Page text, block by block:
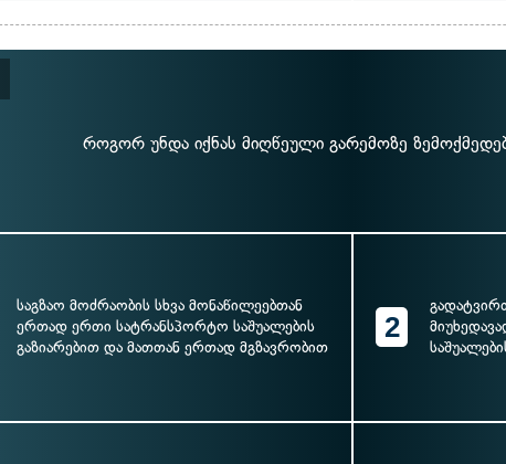
როგორ უნდა იქნას მიღწეული გარემოზე
საგზაო მოძრაობის სხვა მონაწილეებთან
ერთად ერთი სატრანსპორტო საშუალების
გაზიარებით და მათთან ერთად მგზავრობით
2